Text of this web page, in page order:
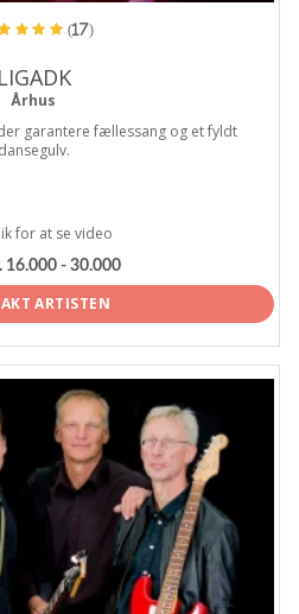
(17)
LIGADK
Århus
garantere fællessang og et fyldt
dansegulv.
for at se video
16.000 - 30.000
ARTISTEN